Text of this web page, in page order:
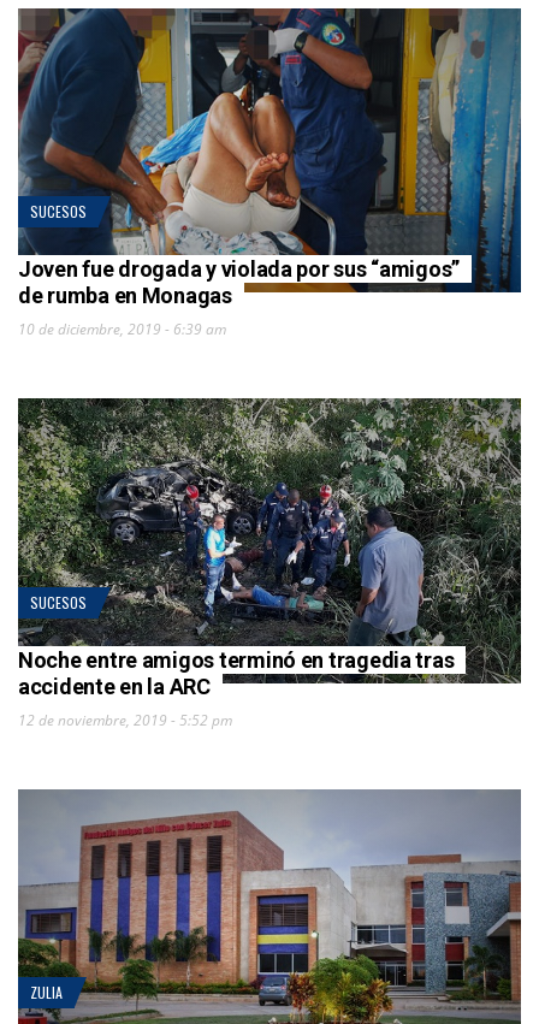
SUCESOS
Joven fue drogada y violada por sus “amigos”
de rumba en Monagas
10 de diciembre, 2019 - 6:39 am
SUCESOS
Noche entre amigos terminó en tragedia tras
accidente en la ARC
12 de noviembre, 2019 - 5:52 pm
ZULIA